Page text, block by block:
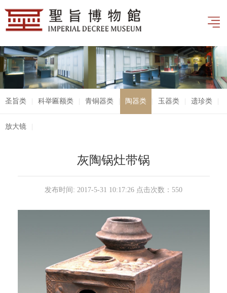
圣旨类 科举匾额类 青铜器类 陶器类 玉器类 遗珍类
放大镜
灰陶锅灶带锅
发布时间: 2017-5-31 10:17:26 点击次数： 550